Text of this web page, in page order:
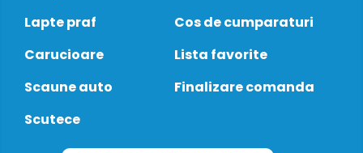
Lapte praf
Carucioare
Scaune auto
Scutece
Cos de cumparaturi
Lista favorite
Finalizare comanda